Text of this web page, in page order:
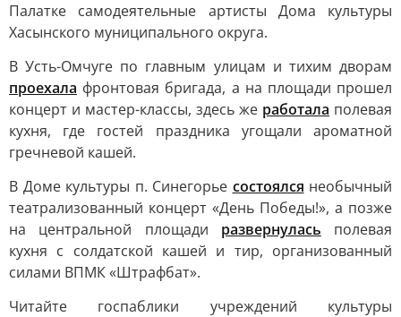
Палатке самодеятельные артисты Дома культуры
Хасынского муниципального округа.
В Усть-Омчуге по главным улицам и тихим дворам
проехала фронтовая бригада, а на площади прошел
концерт и мастер-классы, здесь же работала полевая
кухня, где гостей праздника угощали ароматной
гречневой кашей.
В Доме культуры п. Синегорье состоялся необычный
театрализованный концерт «День Победы!», а позже
на центральной площади развернулась полевая
кухня с солдатской кашей и тир, организованный
силами ВПМК «Штрафбат».
Читайте госпаблики учреждений культуры